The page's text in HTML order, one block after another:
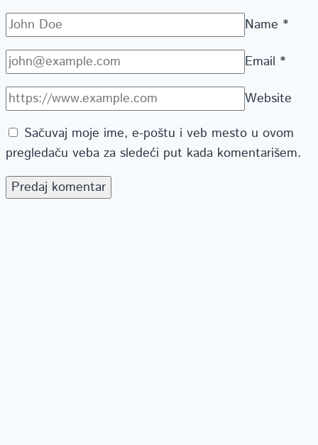
Name *
Email *
Website
Sačuvaj moje ime, e-poštu i veb mesto u ovom
pregledaču veba za sledeći put kada komentarišem.